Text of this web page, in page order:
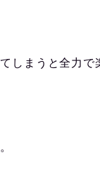
しまうと全力で